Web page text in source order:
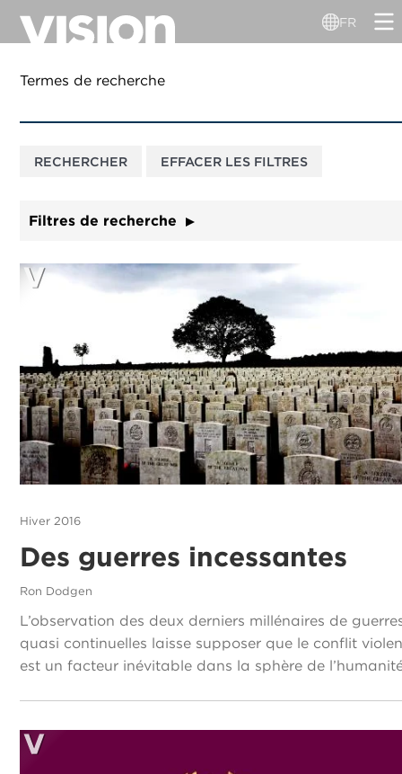
principal
FR
Termes de recherche
Filtres de recherche
Hiver 2016
Des guerres incessantes
Ron Dodgen
L’observation des deux derniers millénaires de
quasi continuelles laisse supposer que le conflit
est un facteur inévitable dans la sphère de